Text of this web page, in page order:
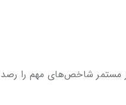
مستمر شاخص‌های مهم را رصد